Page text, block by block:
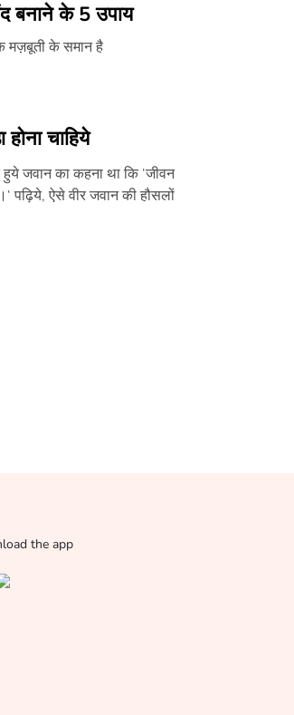
बनाने के 5 उपाय
मज़बूती के समान है
चाहिये
हुये जवान का कहना था कि ‘जीवन
पढ़िये, ऐसे वीर जवान की हौसलों
the app